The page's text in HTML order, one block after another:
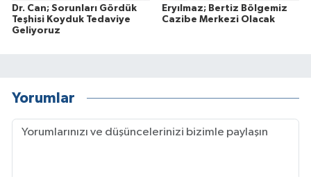
Dr. Can; Sorunları Gördük
Teşhisi Koyduk Tedaviye
Geliyoruz
Eryılmaz; Bertiz Bölgemiz
Cazibe Merkezi Olacak
Yorumlar